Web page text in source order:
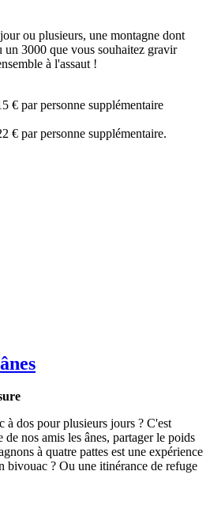
ou plusieurs, une montagne dont
un 3000 que vous souhaitez gravir
à l'assaut !
€ par personne supplémentaire
€ par personne supplémentaire.
à dos pour plusieurs jours ? C'est
nos amis les ânes, partager le poids
à quatre pattes est une expérience
bivouac ? Ou une itinérance de refuge